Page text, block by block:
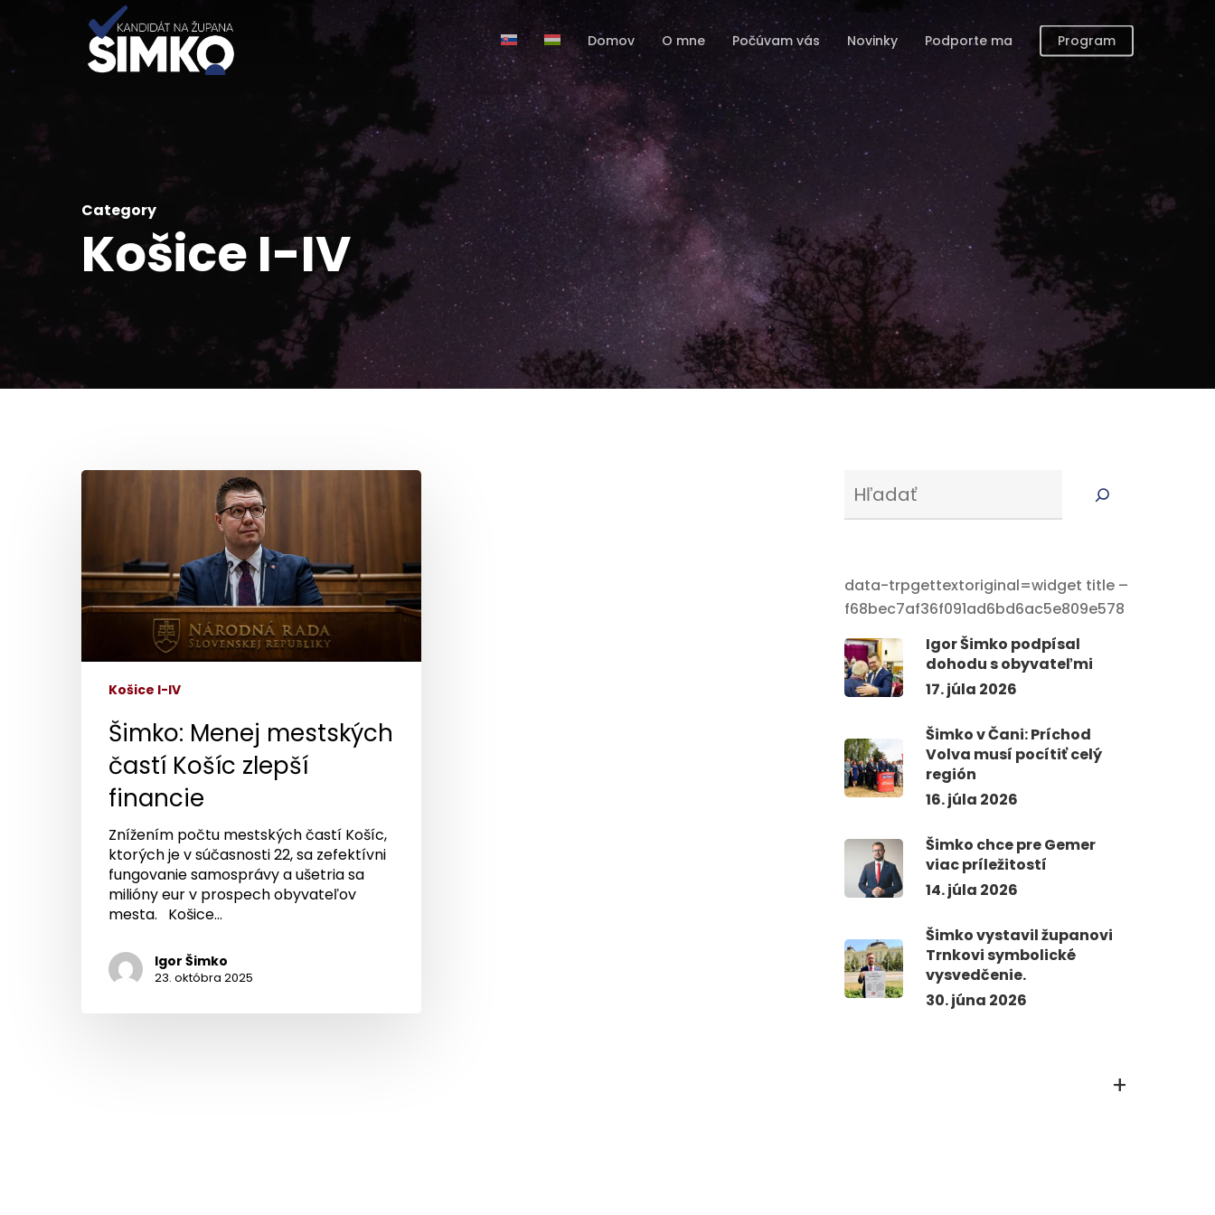
obsah
Domov O mne Počúvam vás Novinky Podporte ma Program
Category
Košice I-IV
Šimko:
zlepší
financie
Košice I-IV
Šimko: Menej mestských
častí Košíc zlepší
financie
Znížením počtu mestských častí Košíc,
ktorých je v súčasnosti 22, sa zefektívni
fungovanie samosprávy a ušetria sa
milióny eur v prospech obyvateľov
mesta. Košice…
Igor Šimko
23. októbra 2025
data-trpgettextoriginal=widget title –
f68bec7af36f091ad6bd6ac5e809e578
Igor Šimko podpísal
dohodu s obyvateľmi
17. júla 2026
Šimko v Čani: Príchod
Volva musí pocítiť celý
región
16. júla 2026
Šimko chce pre Gemer
viac príležitostí
14. júla 2026
Šimko vystavil županovi
Trnkovi symbolické
vysvedčenie.
30. júna 2026
+